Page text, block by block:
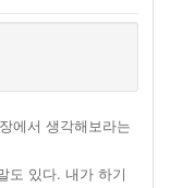
에서 생각해보라는
도 있다. 내가 하기